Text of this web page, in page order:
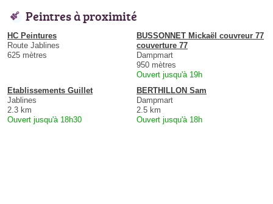
Peintres à proximité
HC Peintures
Route Jablines
625 mètres
BUSSONNET Mickaël couvreur 77
couverture 77
Dampmart
950 mètres
Ouvert jusqu'à 19h
Etablissements Guillet
Jablines
2.3 km
Ouvert jusqu'à 18h30
BERTHILLON Sam
Dampmart
2.5 km
Ouvert jusqu'à 18h